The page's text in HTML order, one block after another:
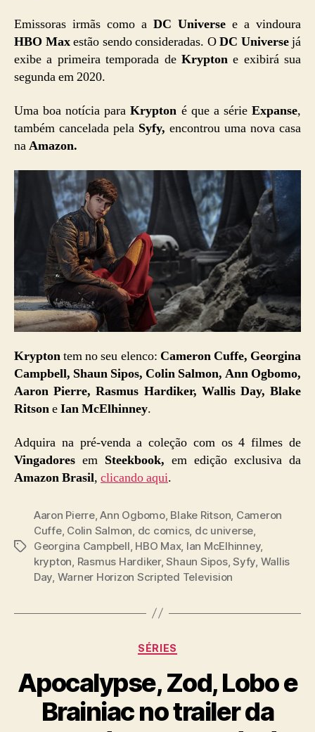
Emissoras irmãs como a DC Universe e a vindoura
HBO Maxestão sendo consideradas. ODC Universejá
exibe a primeira temporada de Kryptone exibirá sua
segunda em 2020.
Uma boa notícia paraKrypton é que a sérieExpanse,
também cancelada pela Syfy, encontrou uma nova casa
naAmazon.
Kryptontem no seu elenco: Cameron Cuffe, Georgina
Campbell, Shaun Sipos, Colin Salmon, Ann Ogbomo,
Aaron Pierre, Rasmus Hardiker, Wallis Day, Blake
RitsoneIan McElhinney.
Adquira na pré-venda a coleção com os 4 filmes de
Vingadores em Steekbook, em edição exclusiva da
Amazon Brasil, clicando aqui.
Tags
Aaron Pierre,Ann Ogbomo, Blake Ritson, Cameron
Cuffe, Colin Salmon, dc comics, dc universe,
Georgina Campbell, HBO Max, Ian McElhinney,
krypton, Rasmus Hardiker,Shaun Sipos,Syfy, Wallis
Day, Warner Horizon Scripted Television
Categorias
SÉRIES
Apocalypse, Zod, Lobo e
Brainiac no trailer da